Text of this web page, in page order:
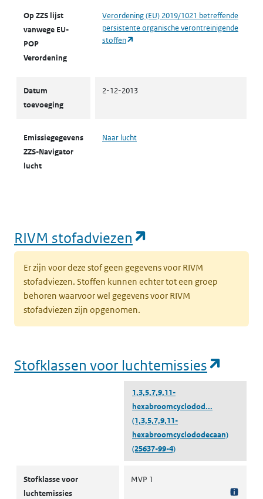
Op ZZS lijst
vanwege EU-
POP
Verordening
Verordening (EU) 2019/1021 betreffende
persistente organische verontreinigende
stoffen
Datum
toevoeging
2-12-2013
Emissiegegevens
ZZS-Navigator
lucht
Naar lucht
Zoeker
RIVM stofadviezen
Er zijn voor deze stof geen gegevens voor RIVM
stofadviezen. Stoffen kunnen echter tot een groep
behoren waarvoor wel gegevens voor RIVM
stofadviezen zijn opgenomen.
Stofklassen voor luchtemissies
1,3,5,7,9,11-
hexabroomcyclodod...
(1,3,5,7,9,11-
hexabroomcyclododecaan)
(25637-99-4)
Stofklasse voor
luchtemissies
MVP 1